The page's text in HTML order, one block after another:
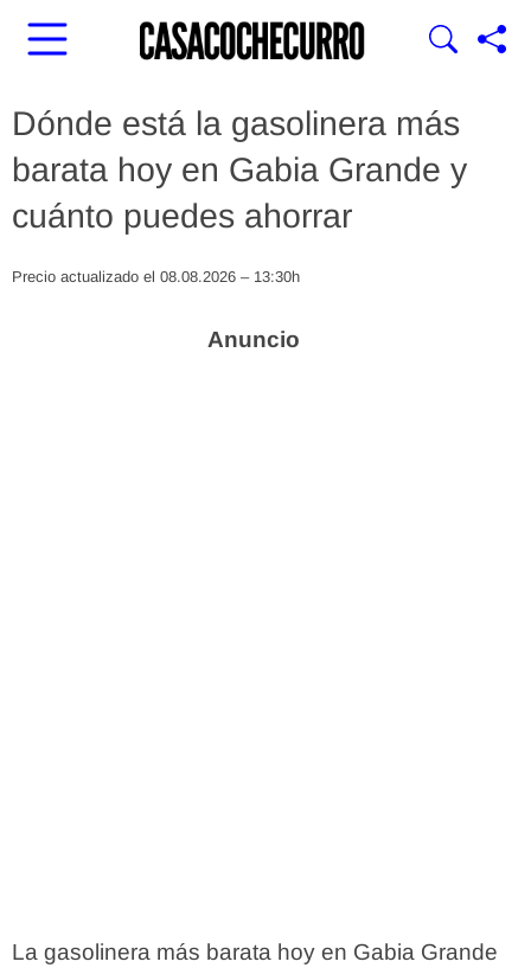
Dónde está la gasolinera más
barata hoy en Gabia Grande y
cuánto puedes ahorrar
Precio actualizado el 08.08.2026 – 13:30h
La gasolinera más barata hoy en Gabia Grande